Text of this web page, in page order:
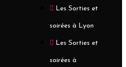
Les Sorties et
soirées à Lyon
Les Sorties et
soirées à